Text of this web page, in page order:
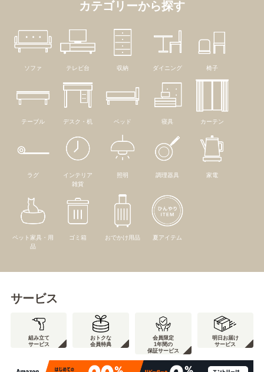
カテゴリーから探す
ソファ テレビ台 収納 ダイニング 椅子
テーブル デスク・机 ベッド 寝具 カーテン
ラグ
インテリア
雑貨
照明 調理器具 家電
ペット家具・用
品
ゴミ箱 おでかけ用品 夏アイテム
サービス
組み立て
サービス
おトクな
会員特典
会員限定
1年間の
保証サービス
明日お届け
サービス